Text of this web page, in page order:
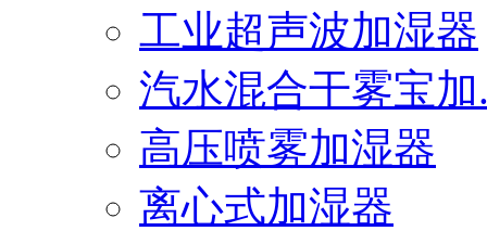
工业超声波加湿器
汽水混合干雾宝加
高压喷雾加湿器
离心式加湿器